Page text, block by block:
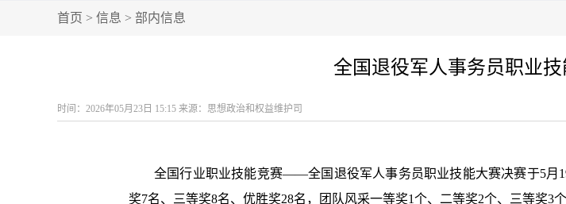
首页 > 信息 > 部内信息
全国退役军人事务员职业
时间：2026年05月23日 15:15 来源：思想政治和权益维护司
全国行业职业技能竞赛——全国退役军人事务员职业技能大赛决赛于5月
奖7名、三等奖8名、优胜奖28名，团队风采一等奖1个、二等奖2个、三等奖3